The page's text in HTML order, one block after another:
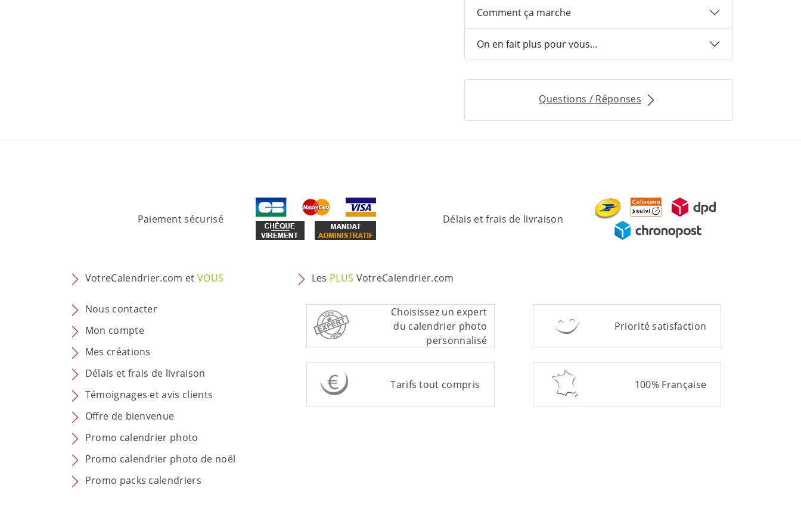
Comment ça marche
On en fait plus pour vous...
Questions / Réponses
Paiement sécurisé Délais et frais de livraison
VotreCalendrier.com etVOUS
Nous contacter
Mon compte
Mes créations
Délais et frais de livraison
Témoignages et avis clients
Offre de bienvenue
Promo calendrier photo
Promo calendrier photo de noël
Promo packs calendriers
Les PLUS VotreCalendrier.com
Choisissez un expert
du calendrier photo
personnalisé
Priorité satisfaction
Tarifs tout compris 100% Française